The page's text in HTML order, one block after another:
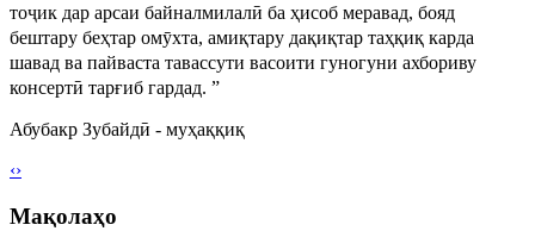
тоҷик дар арсаи байналмилалӣ ба ҳисоб меравад, бояд
бештару беҳтар омӯхта, амиқтару дақиқтар таҳқиқ карда
шавад ва пайваста тавассути васоити гуногуни ахбориву
консертӣ тарғиб гардад. ”
Абубакр Зубайдӣ - муҳаққиқ
‹›
Мақолаҳо